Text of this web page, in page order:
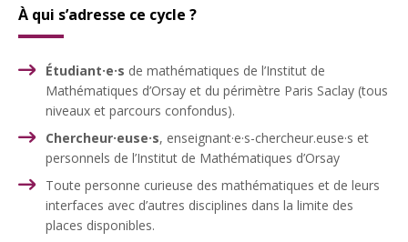
À qui s’adresse ce cycle ?
Étudiant·e·s de mathématiques de l’Institut de
Mathématiques d’Orsay et du périmètre Paris Saclay (tous
niveaux et parcours confondus).
Chercheur·euse·s, enseignant·e·s-chercheur.euse·s et
personnels de l’Institut de Mathématiques d’Orsay
Toute personne curieuse des mathématiques et de leurs
interfaces avec d’autres disciplines dans la limite des
places disponibles.